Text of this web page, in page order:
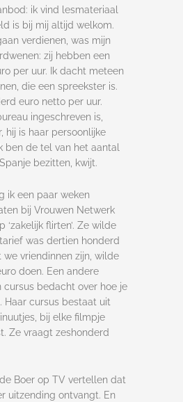
ik vind lesmateriaal
is bij mij altijd welkom.
verdienen, was mijn
zij hebben een
per uur. Ik dacht meteen
die een spreekster is.
euro netto per uur.
ingeschreven is,
hij is haar persoonlijke
ben de tel van het aantal
bezitten, kwijt.
ik een paar weken
bij Vrouwen Netwerk
‘zakelijk flirten’. Ze wilde
was dertien honderd
vriendinnen zijn, wilde
doen. Een andere
cursus bedacht over hoe je
Haar cursus bestaat uit
bij elke filmpje
Ze vraagt zeshonderd
Boer op TV vertellen dat
uitzending ontvangt. En